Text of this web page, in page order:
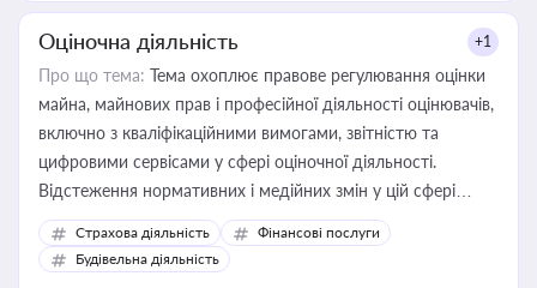
Оціночна діяльність +1
Про що тема: Тема охоплює правове регулювання оцінки
майна, майнових прав і професійної діяльності оцінювачів,
включно з кваліфікаційними вимогами, звітністю та
цифровими сервісами у сфері оціночної діяльності.
Відстеження нормативних і медійних змін у цій сфері
корисне для власника бізнесу, керівника, юриста або
бухгалтера під час оподаткування, приватизації, оренди
державного майна, корпоративних угод і перевірки
Страхова діяльність
Фінансові послуги
Будівельна діяльність